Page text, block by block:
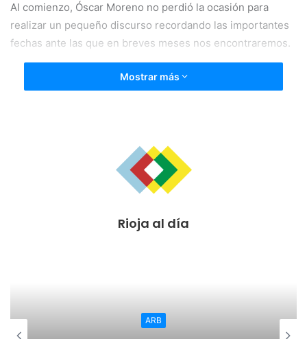
Al comienzo, Óscar Moreno no perdió la ocasión para
realizar un pequeño discurso recordando las importantes
fechas ante las que en breves meses nos encontraremos.
Mostrar más
Rioja al día
ARB